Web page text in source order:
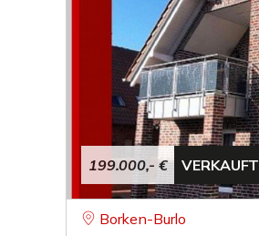
199.000,- € VERKAUFT
Borken-Burlo